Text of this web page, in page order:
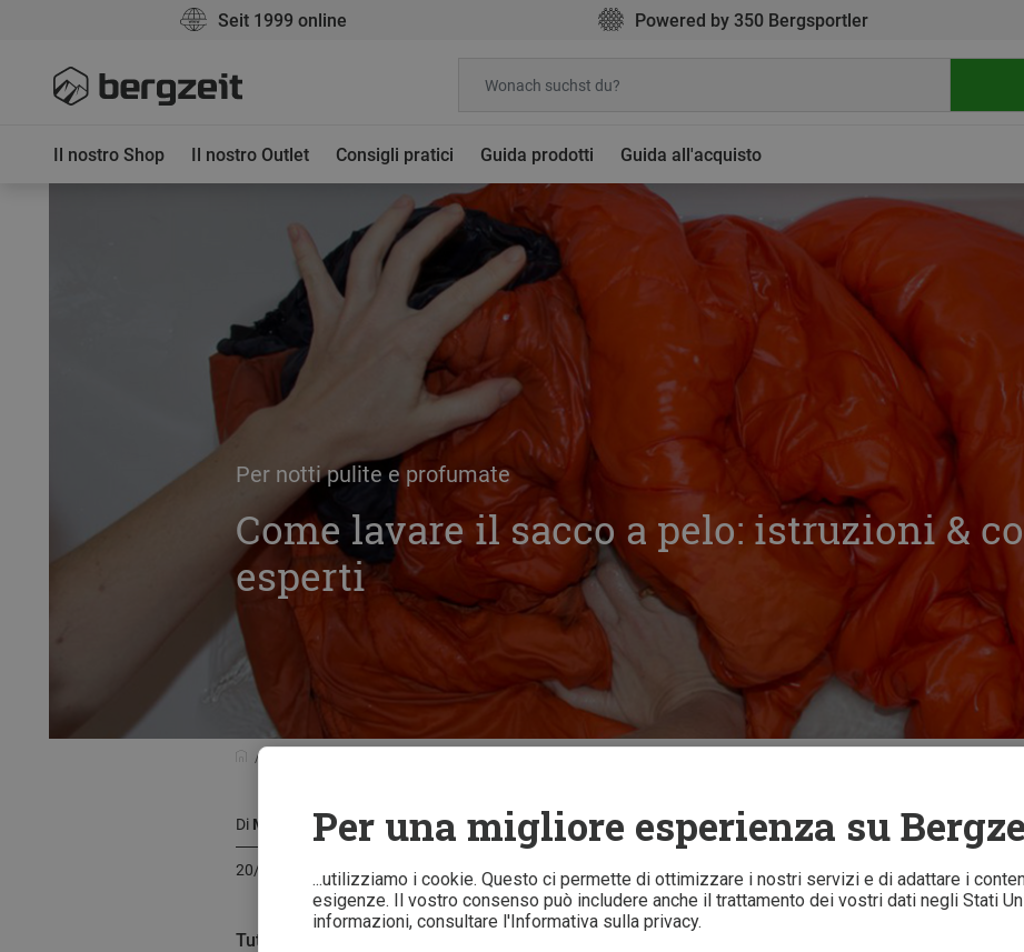
Per una migliore esperienza su
...utilizziamo i cookie. Questo ci permette di ottimizzare i nostri servizi e di adattare i
esigenze. Il vostro consenso può includere anche il trattamento dei vostri dati negli Stati
informazioni, consultare l'Informativa sulla privacy.
Seit 1999 online Powered by 350 Bergsportler
Il nostro Shop Il nostro Outlet Consigli pratici Guida prodotti Guida all'acquisto
Per notti pulite e profumate
Come lavare il sacco a pelo: istruzioni &
esperti
Di Martin Hanke 9
20/04/2020
Tutti vorremmo che il nostro sacco a pelo fosse sempre pulito e in forma come nuovo - ma